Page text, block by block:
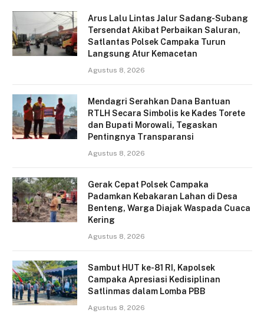
Arus Lalu Lintas Jalur Sadang-Subang
Tersendat Akibat Perbaikan Saluran,
Satlantas Polsek Campaka Turun
Langsung Atur Kemacetan
Agustus 8, 2026
Mendagri Serahkan Dana Bantuan
RTLH Secara Simbolis ke Kades Torete
dan Bupati Morowali, Tegaskan
Pentingnya Transparansi
Agustus 8, 2026
Gerak Cepat Polsek Campaka
Padamkan Kebakaran Lahan di Desa
Benteng, Warga Diajak Waspada Cuaca
Kering
Agustus 8, 2026
Sambut HUT ke-81 RI, Kapolsek
Campaka Apresiasi Kedisiplinan
Satlinmas dalam Lomba PBB
Agustus 8, 2026